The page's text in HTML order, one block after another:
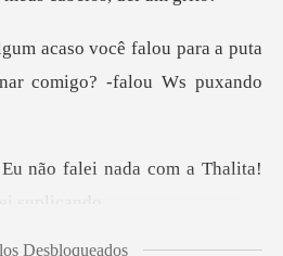
u para a puta
com
lei nada com a Thalita!
Desbloqueados